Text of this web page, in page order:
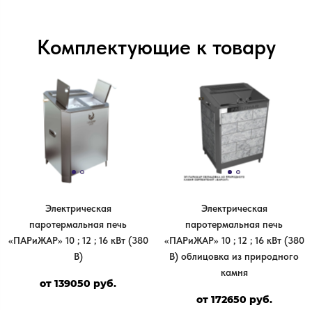
Комплектующие к товару
Электрическая
паротермальная печь
«ПАРиЖАР» 10 ; 12 ; 16 кВт (380
В)
от 139050 руб.
Электрическая
паротермальная печь
«ПАРиЖАР» 10 ; 12 ; 16 кВт (380
В) облицовка из природного
камня
от 172650 руб.